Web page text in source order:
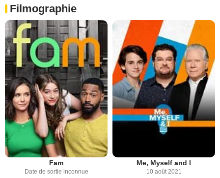
Filmographie
Fam
Date de sortie inconnue
Me, Myself and I
10 août 2021